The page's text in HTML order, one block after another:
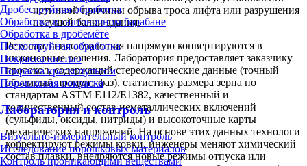
Дробеструйная обработка
Обработка в галтовочном барабане
Обработка в дробемёте
Пескоструйная обработка
Покраска кистью
Покраска краскопультом
Порошковая покраска
Лаборатория и контроль
Визуально-измерительный контроль
Исследование порошковых материалов
Контроль проникающими веществами
истинной причины обрыва троса лифта или разрушения
несущей балки здания.
Результаты исследования напрямую конвертируются в
инженерные решения. Лаборатория предоставляет заказчику
протокол, содержащий стереологические данные (точный
объемный процент фаз), статистику размера зерна по
стандартам ASTM E112/E1382, качественный и
количественный состав неметаллических включений
(сульфиды, оксиды, нитриды) и высокоточные карты
механических напряжений. На основе этих данных технологи
корректируют режимы ковки, инженеры меняют химический
состав плавки, внедряются новые режимы отпуска или